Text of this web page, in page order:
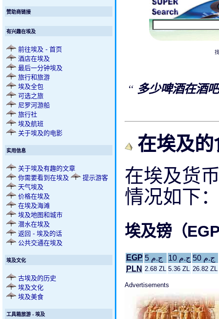
赞助商链接
有兴趣在埃及
前往埃及 - 首页
酒店在埃及
最后一分钟埃及
旅行和旅游
埃及全包
可选之旅
尼罗河游船
旅行社
埃及航班
关于埃及的电影
实用信息
关于埃及有趣的文章
你需要看到在埃及
提示游客
天气埃及
价格在埃及
在埃及海滩
埃及地图和城市
潜水在埃及
返回 - 埃及的话
公共交通在埃及
埃及文化
古埃及的历史
埃及文化
埃及美食
工具箱旅游 - 埃及
“ 多少啤酒在酒
在埃及
在埃及货
情况如下
埃及镑（
EGP ج.م 5 ج.م 10
ج.م 50
PLN 2.68 ZL 5.36 ZL 26.82 ZL
Advertisements